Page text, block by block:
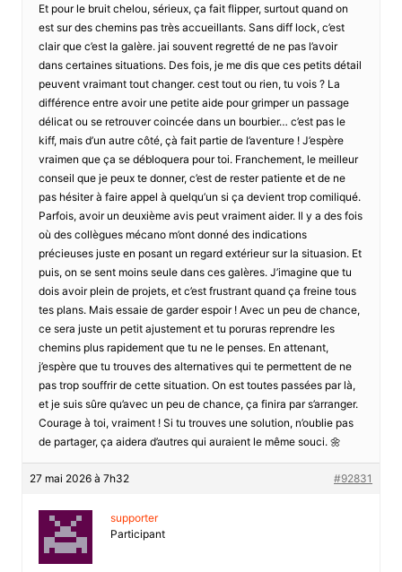
Et pour le bruit chelou, sérieux, ça fait flipper, surtout quand on
est sur des chemins pas très accueillants. Sans diff lock, c’est
clair que c’est la galère. jai souvent regretté de ne pas l’avoir
dans certaines situations. Des fois, je me dis que ces petits détail
peuvent vraimant tout changer. cest tout ou rien, tu vois ? La
différence entre avoir une petite aide pour grimper un passage
délicat ou se retrouver coincée dans un bourbier… c’est pas le
kiff, mais d’un autre côté, çà fait partie de l’aventure ! J’espère
vraimen que ça se débloquera pour toi. Franchement, le meilleur
conseil que je peux te donner, c’est de rester patiente et de ne
pas hésiter à faire appel à quelqu’un si ça devient trop comiliqué.
Parfois, avoir un deuxième avis peut vraiment aider. Il y a des fois
où des collègues mécano m’ont donné des indications
précieuses juste en posant un regard extérieur sur la situasion. Et
puis, on se sent moins seule dans ces galères. J’imagine que tu
dois avoir plein de projets, et c’est frustrant quand ça freine tous
tes plans. Mais essaie de garder espoir ! Avec un peu de chance,
ce sera juste un petit ajustement et tu poruras reprendre les
chemins plus rapidement que tu ne le penses. En attenant,
j’espère que tu trouves des alternatives qui te permettent de ne
pas trop souffrir de cette situation. On est toutes passées par là,
et je suis sûre qu’avec un peu de chance, ça finira par s’arranger.
Courage à toi, vraiment ! Si tu trouves une solution, n’oublie pas
de partager, ça aidera d’autres qui auraient le même souci. 🌼
27 mai 2026 à 7h32 #92831
supporter
Participant